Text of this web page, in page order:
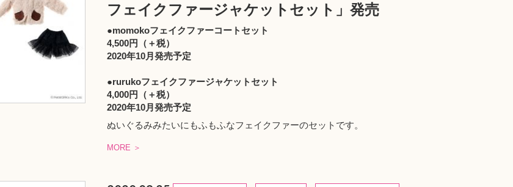
フェイクファージャケットセット」発売
●momokoフェイクファーコートセット
4,500円（＋税）
2020年10月発売予定
●rurukoフェイクファージャケットセット
4,000円（＋税）
2020年10月発売予定
ぬいぐるみみたいにもふもふなフェイクファーのセットです。
MORE ＞